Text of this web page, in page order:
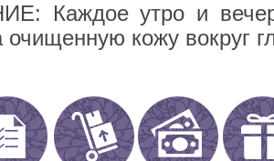
Каждое утро и
очищенную кожу вокруг